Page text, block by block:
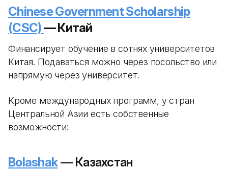
Chinese Government Scholarship
(CSC)— Китай
Финансирует обучение в сотнях университетов
Китая. Подаваться можно через посольство или
напрямую через университет.
Кроме международных программ, у стран
Центральной Азии есть собственные
возможности:
Bolashak— Казахстан